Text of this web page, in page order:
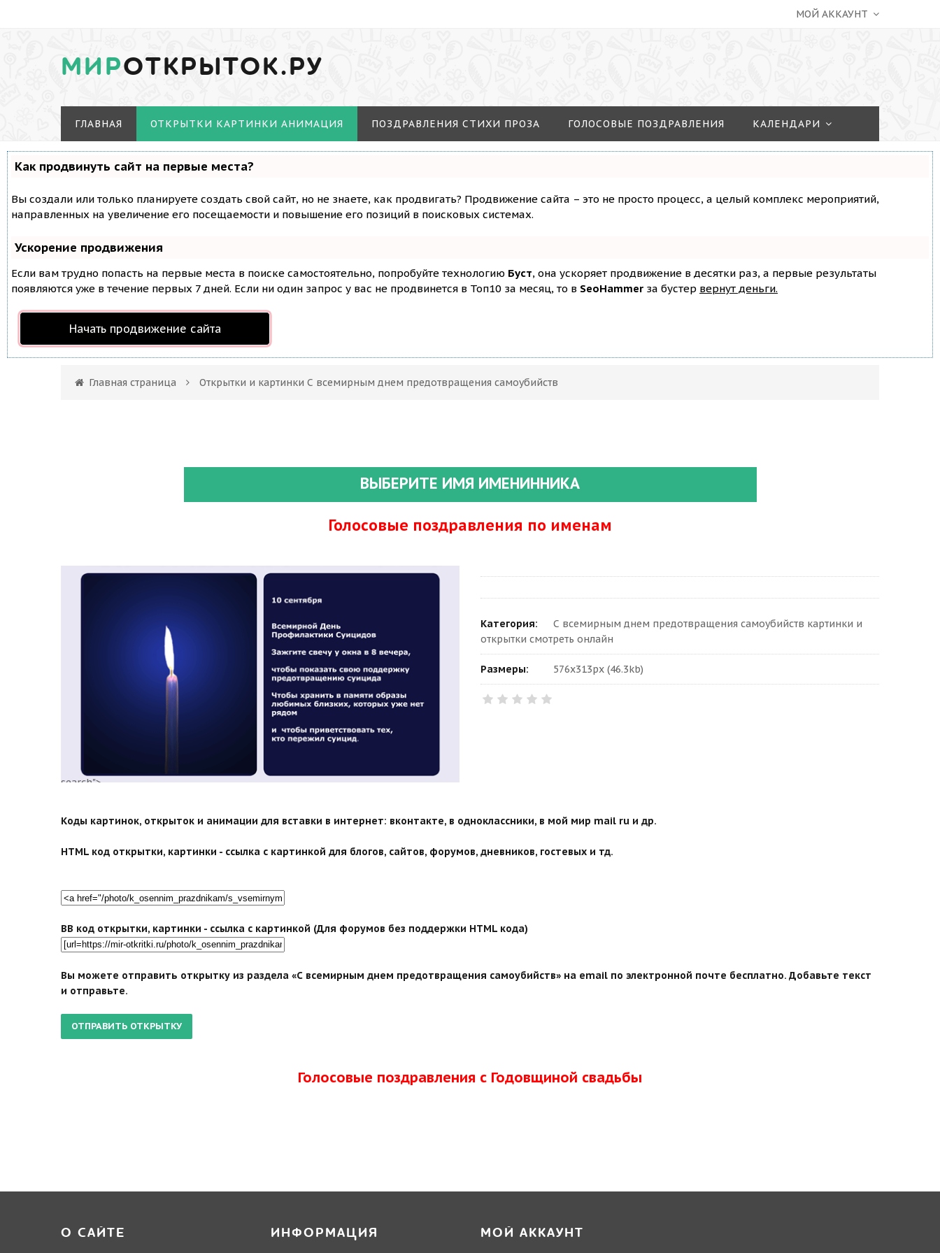
МОЙ АККАУНТ
МИРОТКРЫТОК.РУ
ГЛАВНАЯ ОТКРЫТКИ КАРТИНКИ АНИМАЦИЯ ПОЗДРАВЛЕНИЯ СТИХИ ПРОЗА ГОЛОСОВЫЕ ПОЗДРАВЛЕНИЯ КАЛЕНДАРИ
Как продвинуть сайт на первые места?
Вы создали или только планируете создать свой сайт, но не знаете, как продвигать? Продвижение сайта – это не просто процесс, а целый комплекс мероприятий,
направленных на увеличение его посещаемости и повышение его позиций в поисковых системах.
Ускорение продвижения
Если вам трудно попасть на первые места в поиске самостоятельно, попробуйте технологию Буст, она ускоряет продвижение в десятки раз, а первые результаты
появляются уже в течение первых 7 дней. Если ни один запрос у вас не продвинется в Топ10 за месяц, то в SeoHammer за бустер вернут деньги.
Начать продвижение сайта
Главная страница Открытки и картинки С всемирным днем предотвращения самоубийств
ВЫБЕРИТЕ ИМЯ ИМЕНИННИКА
Голосовые поздравления по именам
search">
Категория:
С всемирным днем предотвращения самоубийств картинки и
открытки смотреть онлайн
Размеры: 576x313px (46.3kb)
Коды картинок, открыток и анимации для вставки в интернет: вконтакте, в одноклассники, в мой мир mail ru и др.
HTML код открытки, картинки - ссылка с картинкой для блогов, сайтов, форумов, дневников, гостевых и тд.
BB код открытки, картинки - ссылка с картинкой (Для форумов без поддержки HTML кода)
Вы можете отправить открытку из раздела «С всемирным днем предотвращения самоубийств» на email по электронной почте бесплатно. Добавьте текст
и отправьте.
Голосовые поздравления с Годовщиной свадьбы
О САЙТЕ ИНФОРМАЦИЯ МОЙ АККАУНТ